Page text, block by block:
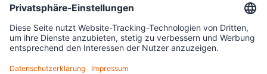
Datenschutz
Downloads
Impressum
Copyright © 2026
Soziale Medien